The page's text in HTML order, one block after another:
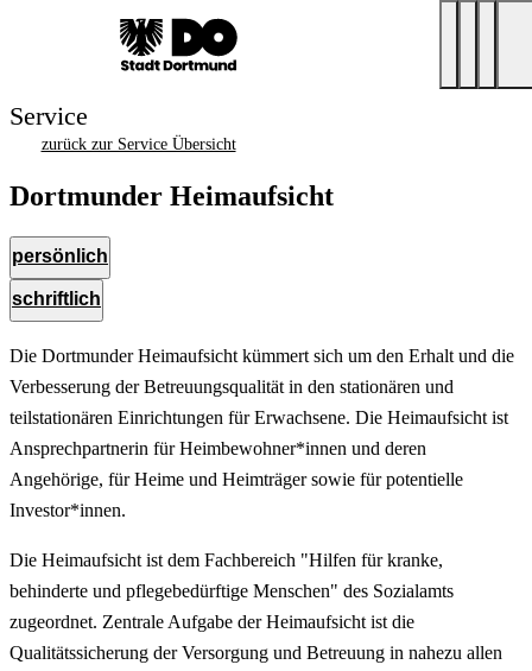
Service
zurück zur Service Übersicht
Dortmunder Heimaufsicht
persönlich
schriftlich
Die Dortmunder Heimaufsicht kümmert sich um den Erhalt und die
Verbesserung der Betreuungsqualität in den stationären und
teilstationären Einrichtungen für Erwachsene. Die Heimaufsicht ist
Ansprechpartnerin für Heimbewohner*innen und deren
Angehörige, für Heime und Heimträger sowie für potentielle
Investor*innen.
Die Heimaufsicht ist dem Fachbereich "Hilfen für kranke,
behinderte und pflegebedürftige Menschen" des Sozialamts
zugeordnet. Zentrale Aufgabe der Heimaufsicht ist die
Qualitätssicherung der Versorgung und Betreuung in nahezu allen